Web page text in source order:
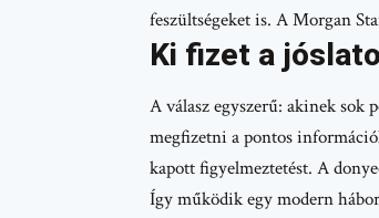
feszültségeket is. A Morgan
Ki fizet a
A válasz egyszerű: akinek sok
megfizetni a pontos
kapott figyelmeztetést. A
Így működik egy modern